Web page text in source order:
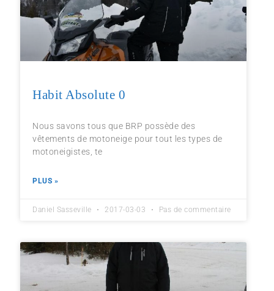
Habit Absolute 0
Nous savons tous que BRP possède des
vêtements de motoneige pour tout les types de
motoneigistes, te
PLUS »
Daniel Sasseville 2017-03-03 Pas de commentaire